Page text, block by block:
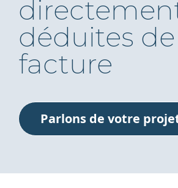
déduites
facture
Parlons de votre